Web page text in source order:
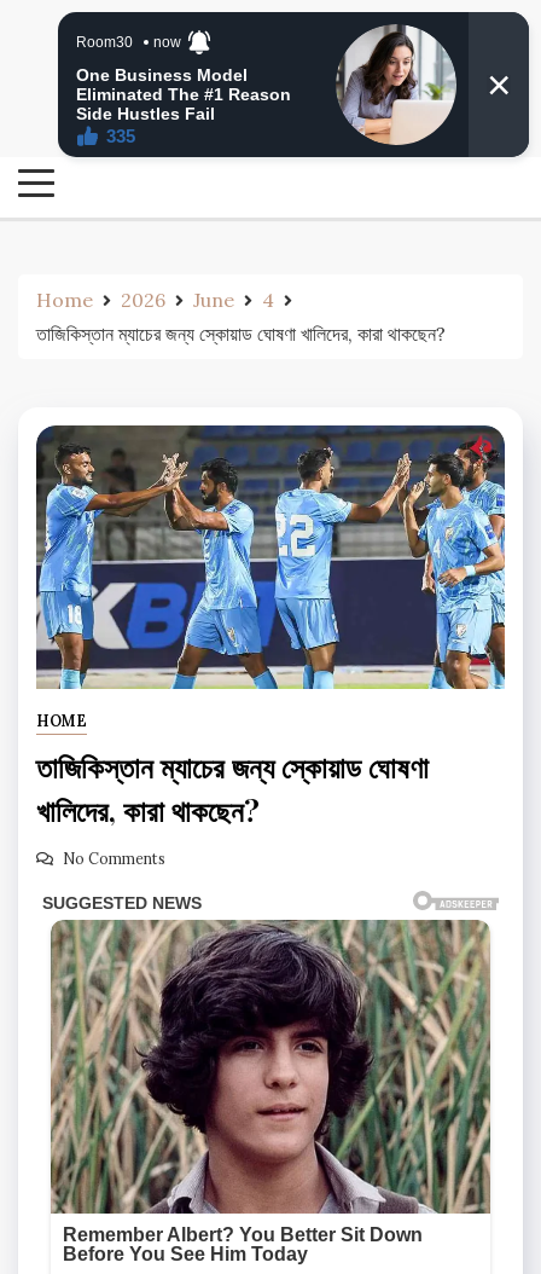
24 Ghanta Bangla News
24 Ghanta Bengali News
Home 2026 June
4
তাজিকিস্তান ম্যাচের জন্য স্কোয়াড ঘোষণা খালিদের, কারা থাকছেন?
HOME
তাজিকিস্তান ম্যাচের জন্য স্কোয়াড ঘোষণা
খালিদের, কারা থাকছেন?
No Comments